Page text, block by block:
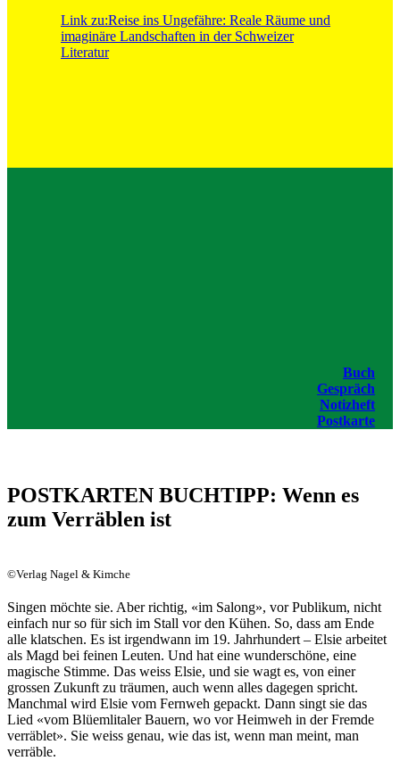
Link zu:Reise ins Ungefähre: Reale Räume und
imaginäre Landschaften in der Schweizer
Literatur
Buch
Gespräch
Notizheft
Postkarte
POSTKARTEN BUCHTIPP: Wenn es
zum Verräblen ist
©Verlag Nagel & Kimche
Singen möchte sie. Aber richtig, «im Salong», vor Publikum, nicht
einfach nur so für sich im Stall vor den Kühen. So, dass am Ende
alle klatschen. Es ist irgendwann im 19. Jahrhundert – Elsie arbeitet
als Magd bei feinen Leuten. Und hat eine wunderschöne, eine
magische Stimme. Das weiss Elsie, und sie wagt es, von einer
grossen Zukunft zu träumen, auch wenn alles dagegen spricht.
Manchmal wird Elsie vom Fernweh gepackt. Dann singt sie das
Lied «vom Blüemlitaler Bauern, wo vor Heimweh in der Fremde
verräblet». Sie weiss genau, wie das ist, wenn man meint, man
verräble.